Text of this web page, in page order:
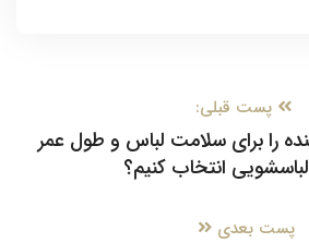
پست قبلی:
را برای سلامت لباس و طول عمر
انتخاب کنیم؟
پست بعدی